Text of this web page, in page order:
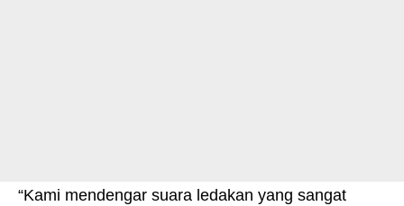
“Kami mendengar suara ledakan yang sangat